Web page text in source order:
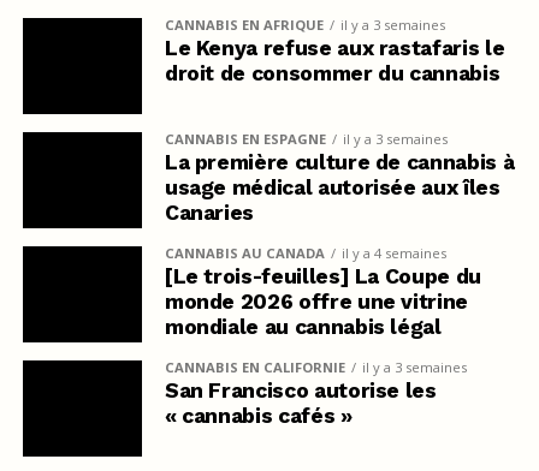
CANNABIS EN AFRIQUE il y a 3 semaines
Le Kenya refuse aux rastafaris le
droit de consommer du cannabis
CANNABIS EN ESPAGNE il y a 3 semaines
La première culture de cannabis à
usage médical autorisée aux îles
Canaries
CANNABIS AU CANADA il y a 4 semaines
[Le trois-feuilles] La Coupe du
monde 2026 offre une vitrine
mondiale au cannabis légal
CANNABIS EN CALIFORNIE il y a 3 semaines
San Francisco autorise les
« cannabis cafés »